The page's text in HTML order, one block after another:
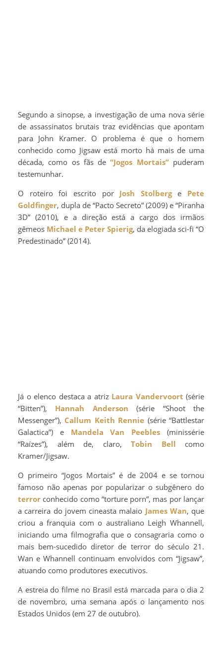
Segundo a sinopse, a investigação de uma nova série
de assassinatos brutais traz evidências que apontam
para John Kramer. O problema é que o homem
conhecido como Jigsaw está morto há mais de uma
década, como os fãs de“Jogos Mortais”puderam
testemunhar.
O roteiro foi escrito por Josh Stolberge Pete
Goldfinger, dupla de “Pacto Secreto” (2009) e “Piranha
3D” (2010), e a direção está a cargo dos irmãos
gêmeos Michael e Peter Spierig, da elogiada sci-fi “O
Predestinado” (2014).
Já o elenco destaca a atriz Laura Vandervoort (série
“Bitten”), Hannah Anderson (série “Shoot the
Messenger”), Callum Keith Rennie (série “Battlestar
Galactica”) e Mandela Van Peebles (minissérie
“Raízes”), além de, claro, Tobin Bell como
Kramer/Jigsaw.
O primeiro “Jogos Mortais” é de 2004 e se tornou
famoso não apenas por popularizar o subgênero do
terror conhecido como “torture porn”, mas por lançar
a carreira do jovem cineasta malaio James Wan, que
criou a franquia com o australiano Leigh Whannell,
iniciando uma filmografia que o consagraria como o
mais bem-sucedido diretor de terror do século 21.
Wan e Whannell continuam envolvidos com “Jigsaw”,
atuando como produtores executivos.
A estreia do filme no Brasil está marcada para o dia 2
de novembro, uma semana após o lançamento nos
Estados Unidos (em 27 de outubro).